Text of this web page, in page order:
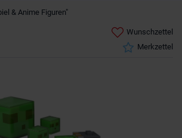
& Anime Figuren"
Wunschzettel
Merkzettel